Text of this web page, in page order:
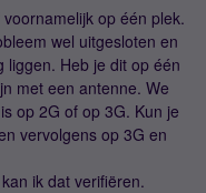
op één plek.
wel uitgesloten en
liggen. Heb je dit op één
met een antenne. We
op 2G of op 3G. Kun je
vervolgens op 3G en
ik dat verifiëren.